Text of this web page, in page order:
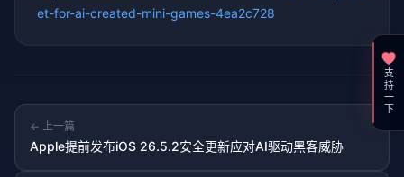
et-for-ai-created-mini-games-4ea2c728
← 上一篇
Apple提前发布iOS 26.5.2安全更新应对AI驱动黑客威胁
支持一下